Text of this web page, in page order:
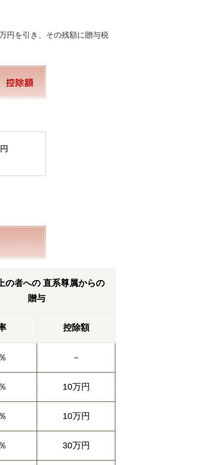
円を引き、その残額に贈与税
の者への 直系尊属からの
贈与
控除額
－
10万円
10万円
30万円